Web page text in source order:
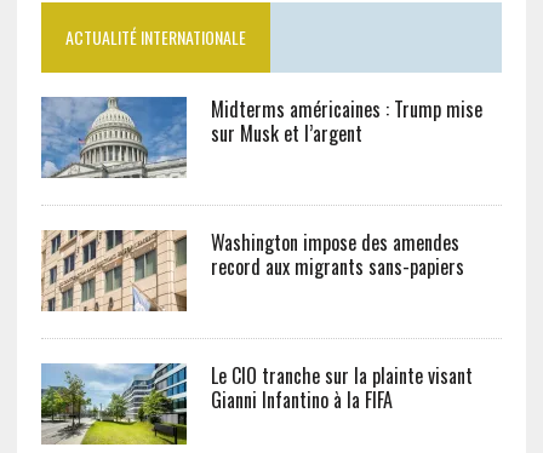
ACTUALITÉ INTERNATIONALE
Midterms américaines : Trump mise
sur Musk et l’argent
Washington impose des amendes
record aux migrants sans-papiers
Le CIO tranche sur la plainte visant
Gianni Infantino à la FIFA